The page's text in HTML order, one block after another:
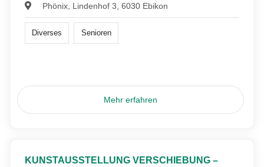
Phönix, Lindenhof 3, 6030 Ebikon
Diverses Senioren
Mehr erfahren
KUNSTAUSSTELLUNG VERSCHIEBUNG –